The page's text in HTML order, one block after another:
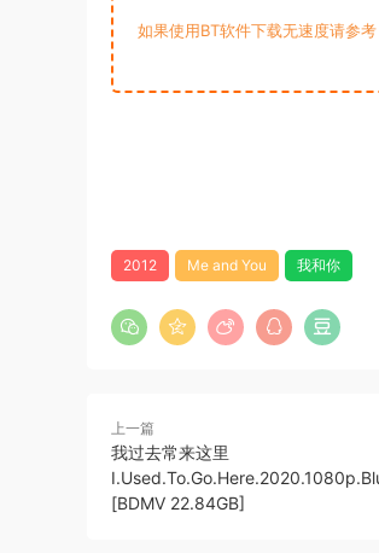
如果使用BT软件下载无速度请参考
2012 Me and You 我和你
上一篇
我过去常来这里
[BDMV 22.84GB]